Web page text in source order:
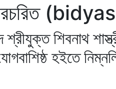
শ্রীযুক্ত শিবনাথ
হইতে